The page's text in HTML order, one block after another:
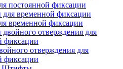
постоянной фиксации
временной фиксации
отверждения для
фиксации